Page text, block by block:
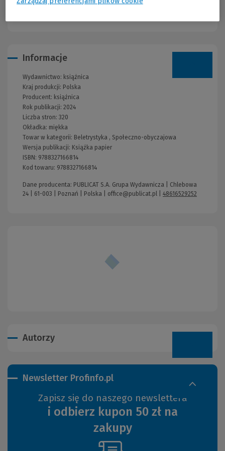
Obie muszą walczyć o swoje miejsce w świecie, w którym kobiety
Informacje
Wydawnictwo: książnica
Kraj produkcji: Polska
Producent: książnica
Rok publikacji: 2024
Liczba stron: 320
Okładka: miękka
Towar w kategorii: Beletrystyka , Społeczno-obyczajowa
Wersja publikacji: Książka papier
ISBN: 9788327166814
Kod towaru: 9788327166814
Dane producenta: PUBLICAT S.A. Grupa Wydawnicza | Chlebowa
24 | 61-003 | Poznań | Polska | office@publicat.pl 48616529252
Autorzy
Newsletter Profinfo.pl
Zapisz się do naszego newslettera
i odbierz kupon 50 zł na
zakupy